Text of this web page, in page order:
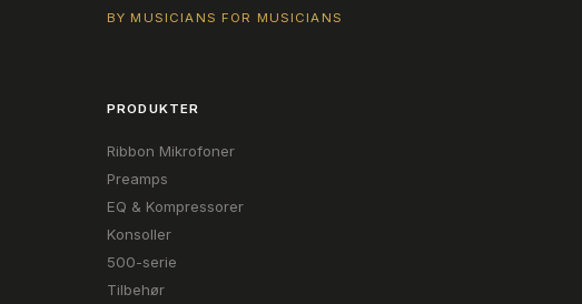
BY MUSICIANS FOR MUSICIANS
PRODUKTER
Ribbon Mikrofoner
Preamps
EQ & Kompressorer
Konsoller
500-serie
Tilbehør